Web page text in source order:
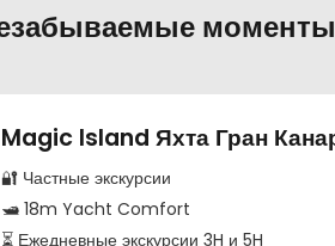
Magic Island Яхта Гран
🔐 Частные экскурсии
🛥️ 18m Yacht Comfort
⏳ Ежедневные экскурсии 3H и 5H